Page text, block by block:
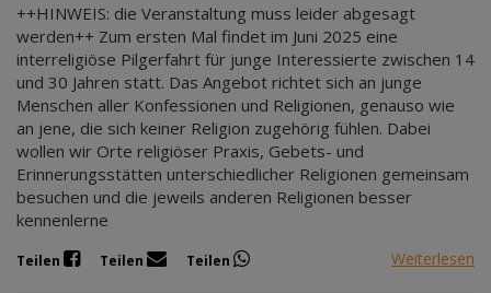
++HINWEIS: die Veranstaltung muss leider abgesagt
werden++ Zum ersten Mal findet im Juni 2025 eine
interreligiöse Pilgerfahrt für junge Interessierte zwischen 14
und 30 Jahren statt. Das Angebot richtet sich an junge
Menschen aller Konfessionen und Religionen, genauso wie
an jene, die sich keiner Religion zugehörig fühlen. Dabei
wollen wir Orte religiöser Praxis, Gebets- und
Erinnerungsstätten unterschiedlicher Religionen gemeinsam
besuchen und die jeweils anderen Religionen besser
kennenlerne
Teilen Teilen Teilen Weiterlesen